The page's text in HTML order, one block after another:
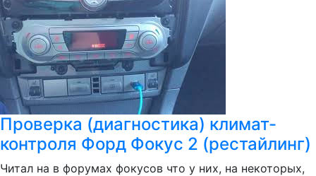
Проверка (диагностика) климат-
контроля Форд Фокус 2 (рестайлинг)
Читал на в форумах фокусов что у них, на некоторых,